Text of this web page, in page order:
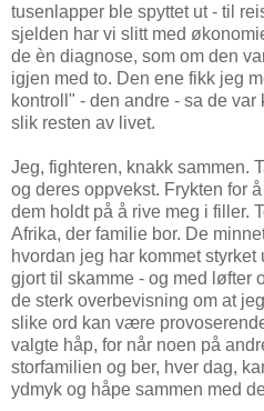
tusenlapper ble spyttet ut - til
sjelden har vi slitt med
de èn diagnose, som om den
igjen med to. Den ene fikk jeg
kontroll" - den andre - sa de
slik resten av livet.
Jeg, fighteren, knakk sammen.
og deres oppvekst. Frykten for
dem holdt på å rive meg i filler.
Afrika, der familie bor. De
hvordan jeg har kommet
gjort til skamme - og med løfter
de sterk overbevisning om at
slike ord kan være
valgte håp, for når noen på
storfamilien og ber, hver dag,
ydmyk og håpe sammen med